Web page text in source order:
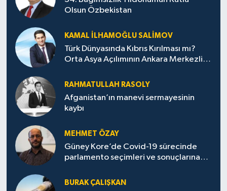
Olsun Özbekistan
KAMAL İLHAMOĞLU SALIMOV
Türk Dünyasında Kıbrıs Kırılması mı?
Orta Asya Açılımının Ankara Merkezli
RAHMATULLAH RASOLY
Afganistan’ın manevi sermayesinin
kaybı
MEHMET ÖZAY
Güney Kore’de Covid-19 sürecinde
parlamento seçimleri ve sonuçlarına
BURAK ÇALIŞKAN